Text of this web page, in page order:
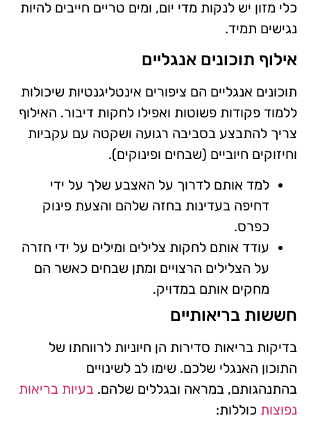
כלי מזון יש לנקות מדי יום, ומים טריים חייבים להיות
נגישים תמיד.
אילוף תוכונים אנגליים
תוכונים אנגליים הם ציפורים אינטליגנטיות שיכולות
ללמוד פקודות פשוטות ואפילו לחקות דיבור. האילוף
צריך להתבצע בסביבה רגועה ושקטה עם עקביות
וחיזוקים חיוביים (שבחים ופינוקים).
למד אותם לדרוך על האצבע שלך על ידי
דחיפה בעדינות בחזה שלהם והצעת פינוק
כפרס.
עודד אותם לחקות צלילים ומילים על ידי חזרה
על הצלילים הרצויים ומתן שבחים כאשר הם
מחקים אותם במדויק.
חששות בריאותיים
בדיקות בריאות סדירות הן חיוניות לרווחתו של
התוכון האנגלי שלכם. שימו לב לשינויים
בהתנהגותם, במראה ובגללים שלהם. בעיות בריאות
נפוצות כוללות: